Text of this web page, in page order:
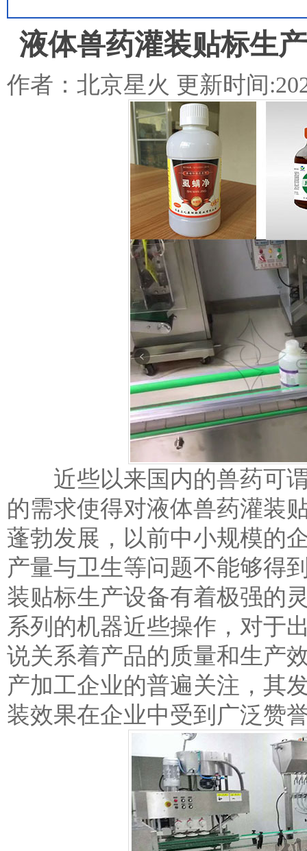
液体兽药灌装贴标生
作者：北京星火 更新时间
近些以来国内的兽药可谓
的需求使得对液体兽药灌装
蓬勃发展，以前中小规模的
产量与卫生等问题不能够得
装贴标生产设备有着极强的
系列的机器近些操作，对于
说关系着产品的质量和生产
产加工企业的普遍关注，其
装效果在企业中受到广泛赞